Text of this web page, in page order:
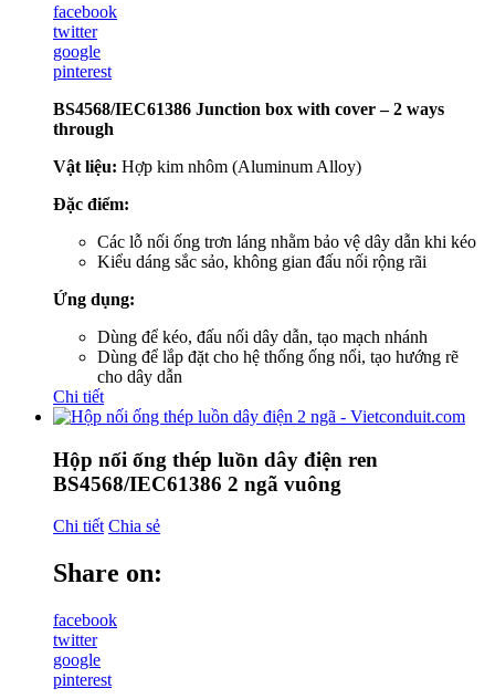
facebook
twitter
google
pinterest
BS4568/IEC61386 Junction box with cover – 2 ways
through
Vật liệu: Hợp kim nhôm (Aluminum Alloy)
Đặc điểm:
Các lỗ nối ống trơn láng nhằm bảo vệ dây dẫn khi kéo
Kiểu dáng sắc sảo, không gian đấu nối rộng rãi
Ứng dụng:
Dùng để kéo, đấu nối dây dẫn, tạo mạch nhánh
Dùng để lắp đặt cho hệ thống ống nổi, tạo hướng rẽ
cho dây dẫn
Chi tiết
Hộp nối ống thép luồn dây điện ren
BS4568/IEC61386 2 ngã vuông
Chi tiết Chia sẻ
Share on:
facebook
twitter
google
pinterest